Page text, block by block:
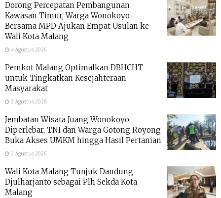
Dorong Percepatan Pembangunan
Kawasan Timur, Warga Wonokoyo
Bersama MPD Ajukan Empat Usulan ke
Wali Kota Malang
4 Agustus 2026
Pemkot Malang Optimalkan DBHCHT
untuk Tingkatkan Kesejahteraan
Masyarakat
2 Agustus 2026
Jembatan Wisata Juang Wonokoyo
Diperlebar, TNI dan Warga Gotong Royong
Buka Akses UMKM hingga Hasil Pertanian
2 Agustus 2026
Wali Kota Malang Tunjuk Dandung
Djulharjanto sebagai Plh Sekda Kota
Malang